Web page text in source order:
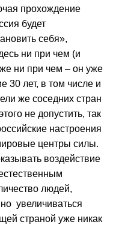
прохождение
будет
себя»,
ни при чем (и
ни при чем – он уже
30 лет, в том числе и
же соседних стран
не допустить, так
настроения
центры силы.
воздействие
людей,
увеличиваться
страной уже никак